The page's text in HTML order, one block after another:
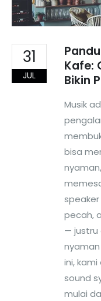
31
JUL
Kafe:
Bikin
Musik
bisa
pecah,
— justru
ini,
sound
mulai